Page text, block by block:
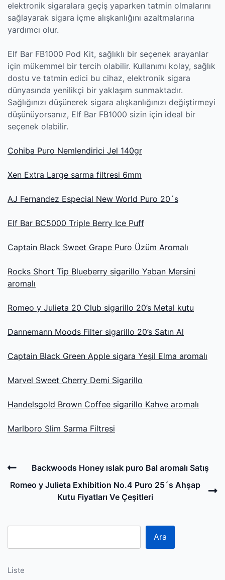
elektronik sigaralara geçiş yaparken tatmin olmalarını
sağlayarak sigara içme alışkanlığını azaltmalarına
yardımcı olur.
Elf Bar FB1000 Pod Kit, sağlıklı bir seçenek arayanlar
için mükemmel bir tercih olabilir. Kullanımı kolay, sağlık
dostu ve tatmin edici bu cihaz, elektronik sigara
dünyasında yenilikçi bir yaklaşım sunmaktadır.
Sağlığınızı düşünerek sigara alışkanlığınızı değiştirmeyi
düşünüyorsanız, Elf Bar FB1000 sizin için ideal bir
seçenek olabilir.
Cohiba Puro Nemlendirici Jel 140gr
Xen Extra Large sarma filtresi 6mm
AJ Fernandez Especial New World Puro 20´s
Elf Bar BC5000 Triple Berry Ice Puff
Captain Black Sweet Grape Puro Üzüm Aromalı
Rocks Short Tip Blueberry sigarillo Yaban Mersini
aromalı
Romeo y Julieta 20 Club sigarillo 20’s Metal kutu
Dannemann Moods Filter sigarillo 20’s Satın Al
Captain Black Green Apple sigara Yeşil Elma aromalı
Marvel Sweet Cherry Demi Sigarillo
Handelsgold Brown Coffee sigarillo Kahve aromalı
Marlboro Slim Sarma Filtresi
Post
navigation
Previous
Post
Backwoods Honey ıslak puro Bal aromalı Satış
Romeo y Julieta Exhibition No.4 Puro 25´s Ahşap
Kutu Fiyatları Ve Çeşitleri
Ara
Liste